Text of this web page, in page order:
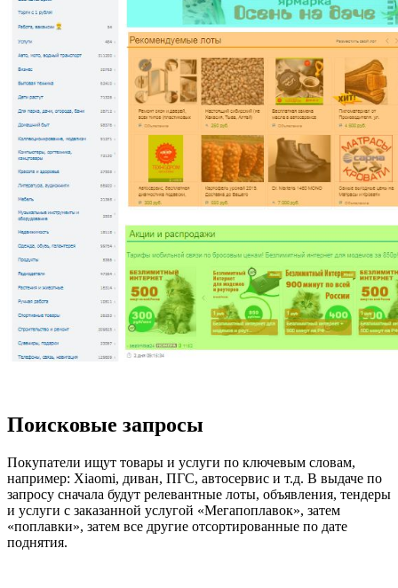
Поисковые запросы
Покупатели ищут товары и услуги по ключевым словам,
например: Xiaomi, диван, ПГС, автосервис и т.д. В выдаче по
запросу сначала будут релевантные лоты, объявления, тендеры
и услуги с заказанной услугой «Мегапоплавок», затем
«поплавки», затем все другие отсортированные по дате
поднятия.